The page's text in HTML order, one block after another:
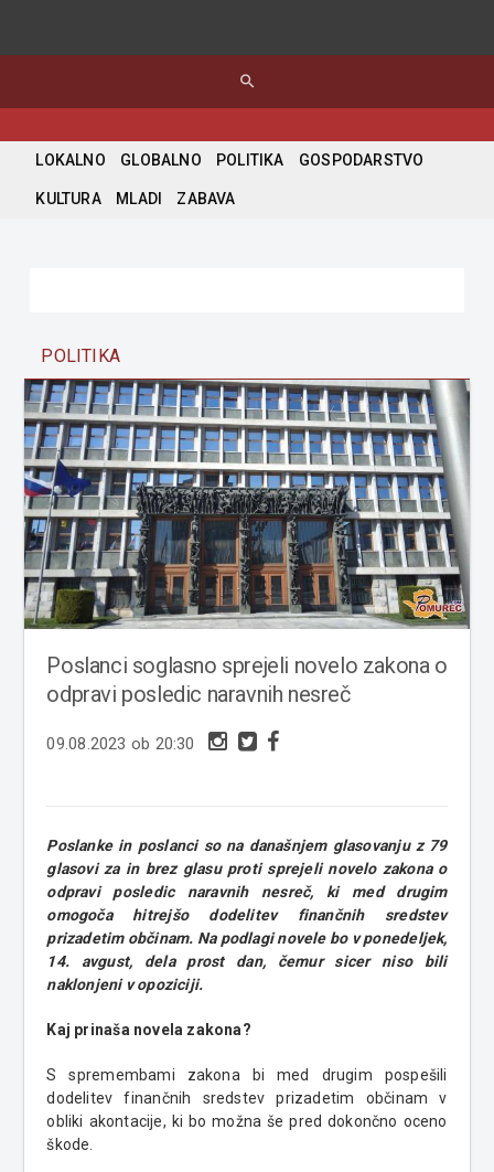
search
LOKALNO GLOBALNO POLITIKA GOSPODARSTVO
KULTURA MLADI ZABAVA
POLITIKA
Poslanci soglasno sprejeli novelo zakona o
odpravi posledic naravnih nesreč
09.08.2023 ob 20:30
Poslanke in poslanci so na današnjem glasovanju z 79
glasovi za in brez glasu proti sprejeli novelo zakona o
odpravi posledic naravnih nesreč, ki med drugim
omogoča hitrejšo dodelitev finančnih sredstev
prizadetim občinam. Na podlagi novele bo v ponedeljek,
14. avgust, dela prost dan, čemur sicer niso bili
naklonjeni v opoziciji.
Kaj prinaša novela zakona?
S spremembami zakona bi med drugim pospešili
dodelitev finančnih sredstev prizadetim občinam v
obliki akontacije, ki bo možna še pred dokončno oceno
škode.